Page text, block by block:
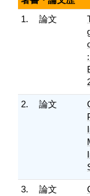
1.
論文
2. 論文
3. 論文